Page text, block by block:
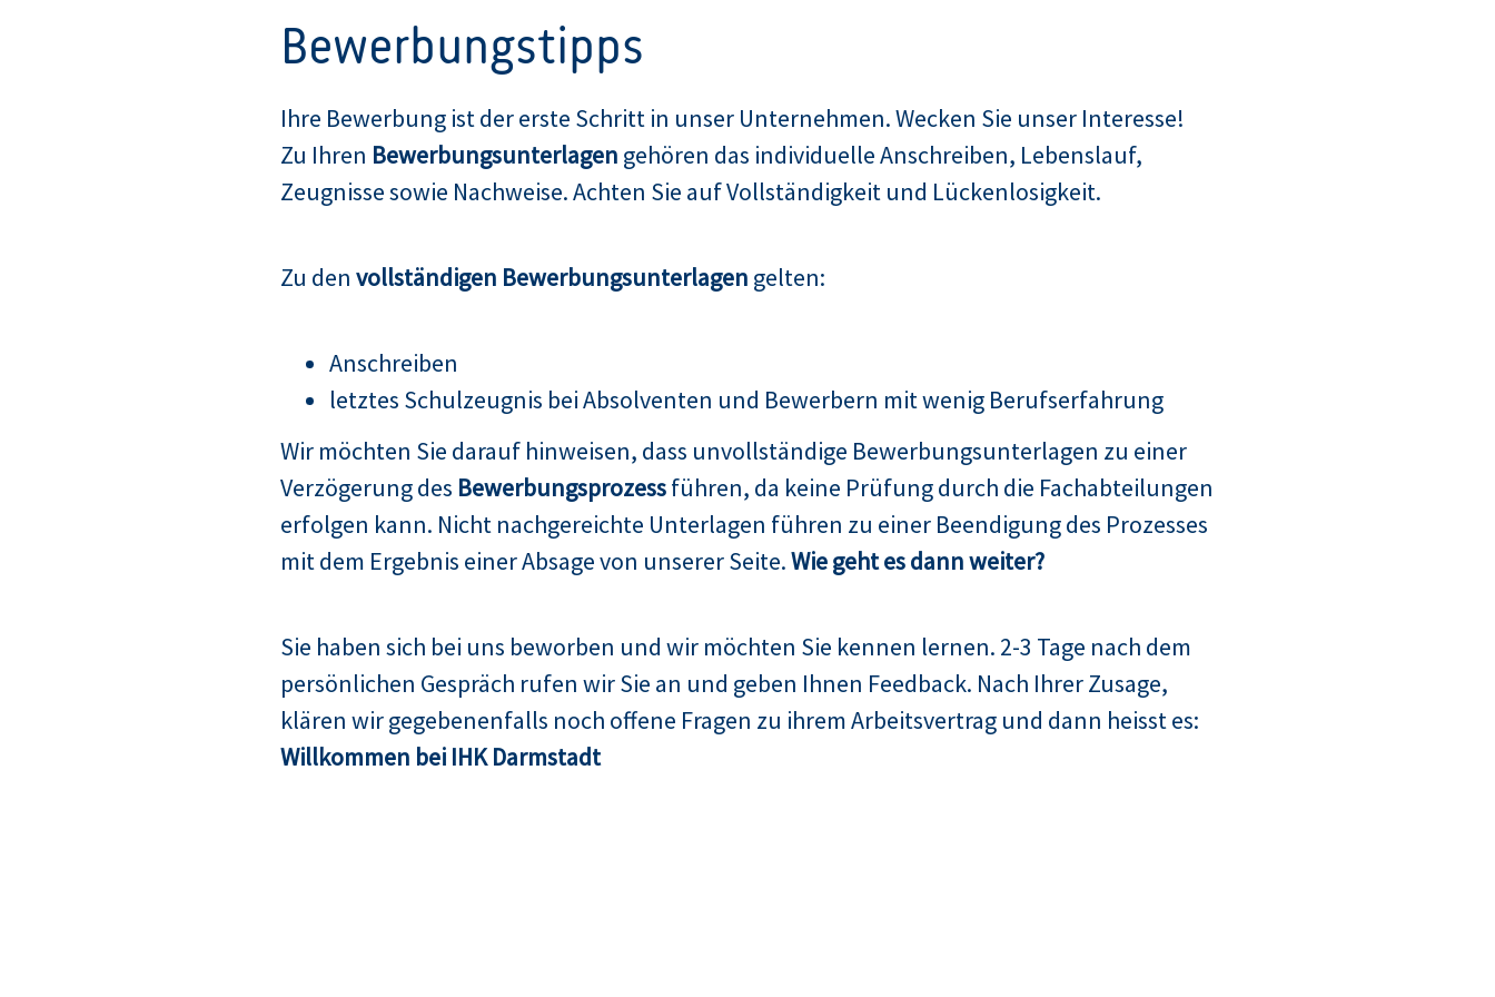
Bewerbungstipps
Ihre Bewerbung ist der erste Schritt in unser Unternehmen. Wecken Sie unser Interesse!
Zu Ihren Bewerbungsunterlagen gehören das individuelle Anschreiben, Lebenslauf,
Zeugnisse sowie Nachweise. Achten Sie auf Vollständigkeit und Lückenlosigkeit.
Zu den vollständigen Bewerbungsunterlagen gelten:
Anschreiben
letztes Schulzeugnis bei Absolventen und Bewerbern mit wenig Berufserfahrung
Wir möchten Sie darauf hinweisen, dass unvollständige Bewerbungsunterlagen zu einer
Verzögerung des Bewerbungsprozessführen, da keine Prüfung durch die Fachabteilungen
erfolgen kann. Nicht nachgereichte Unterlagen führen zu einer Beendigung des Prozesses
mit dem Ergebnis einer Absage von unserer Seite.Wie geht es dann weiter?
Sie haben sich bei uns beworben und wir möchten Sie kennen lernen. 2-3 Tage nach dem
persönlichen Gespräch rufen wir Sie an und geben Ihnen Feedback. Nach Ihrer Zusage,
klären wir gegebenenfalls noch offene Fragen zu ihrem Arbeitsvertrag und dann heisst es:
Willkommen bei IHK Darmstadt